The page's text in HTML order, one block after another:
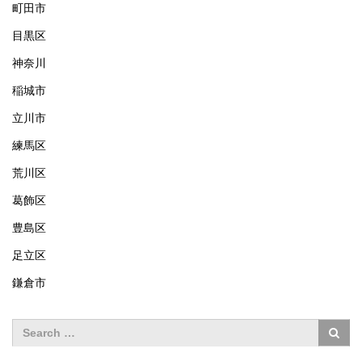
町田市
目黒区
神奈川
稲城市
立川市
練馬区
荒川区
葛飾区
豊島区
足立区
鎌倉市